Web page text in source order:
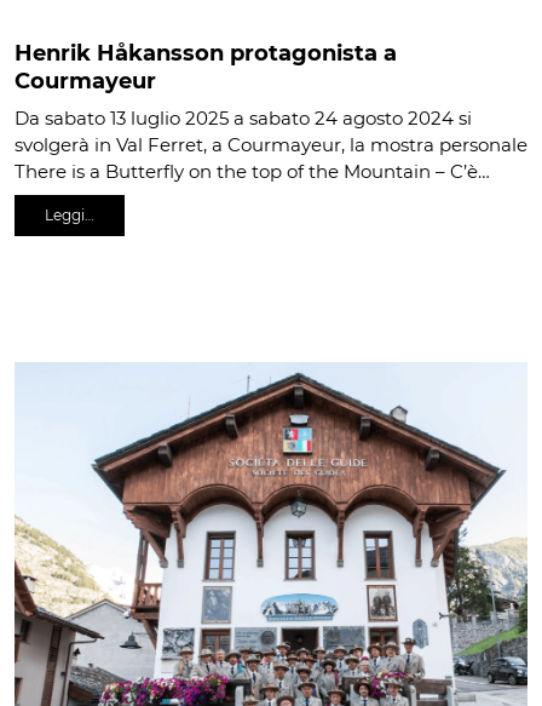
Henrik Håkansson protagonista a
Courmayeur
Da sabato 13 luglio 2025 a sabato 24 agosto 2024 si
svolgerà in Val Ferret, a Courmayeur, la mostra personale
There is a Butterfly on the top of the Mountain – C’è…
Leggi…